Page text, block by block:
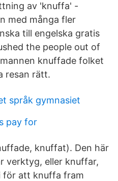
av 'knuffa' -
med många fler
till engelska gratis
the people out of
knuffade folket
resan rätt.
språk gymnasiet
pay for
knuffat). Den här
verktyg, eller knuffar,
för att knuffa fram